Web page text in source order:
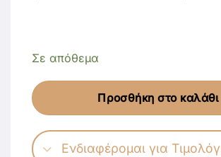
Σε απόθεμα
Προσθήκη στο καλάθι
Ενδιαφέρομαι για